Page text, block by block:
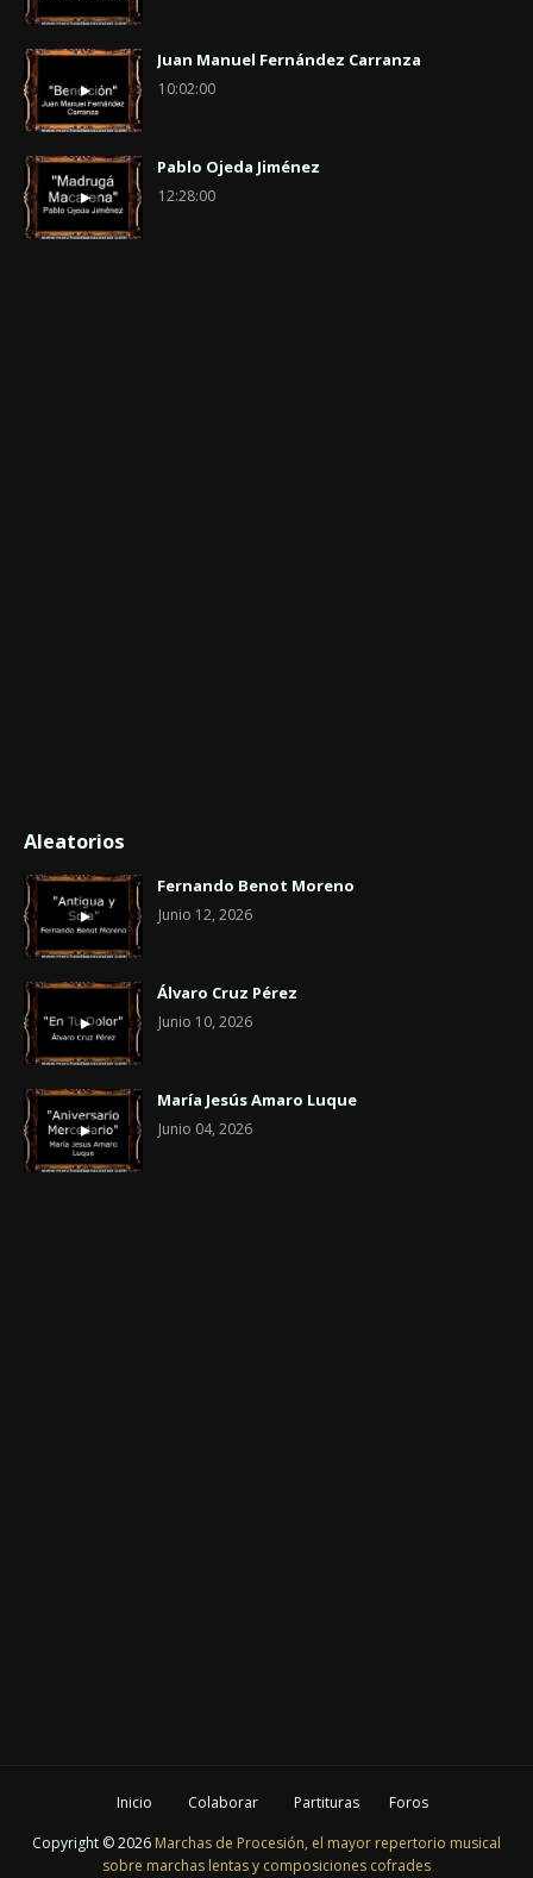
Juan Manuel Fernández Carranza
10:02:00
Pablo Ojeda Jiménez
12:28:00
Aleatorios
Fernando Benot Moreno
Junio 12, 2026
Álvaro Cruz Pérez
Junio 10, 2026
María Jesús Amaro Luque
Junio 04, 2026
Inicio Colaborar Partituras
Foros
Copyright ©2026 Marchas de Procesión, el mayor repertorio musical
sobre marchas lentas y composiciones cofrades